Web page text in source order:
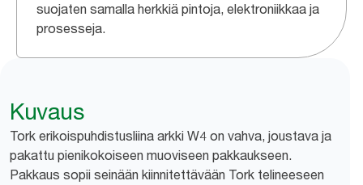
suojaten samalla herkkiä pintoja, elektroniikkaa ja
prosesseja.
Kuvaus
Tork erikoispuhdistusliina arkki W4 on vahva, joustava ja
pakattu pienikokoiseen muoviseen pakkaukseen.
Pakkaus sopii seinään kiinnitettävään Tork telineeseen